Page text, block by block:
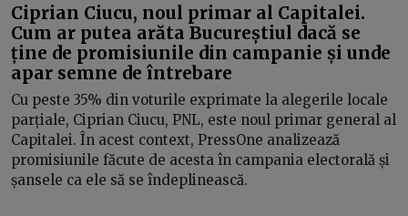
Ciprian Ciucu, noul primar al Capitalei.
Cum ar putea arăta Bucureștiul dacă se
ține de promisiunile din campanie și unde
apar semne de întrebare
Cu peste 35% din voturile exprimate la alegerile locale
parțiale, Ciprian Ciucu, PNL, este noul primar general al
Capitalei. În acest context, PressOne analizează
promisiunile făcute de acesta în campania electorală și
șansele ca ele să se îndeplinească.